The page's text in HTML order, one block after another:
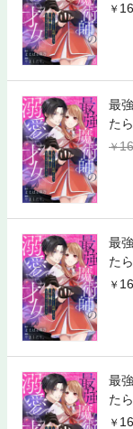
最
た
最
た
最
た